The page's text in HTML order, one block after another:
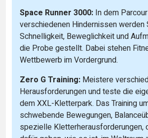
Space Runner 3000: In dem
verschiedenen Hindernissen werden
Schnelligkeit, Beweglichkeit und
die Probe gestellt. Dabei stehen
Wettbewerb im Vordergrund.
Zero G Training: Meistere
Herausforderungen und teste die
dem XXL-Kletterpark. Das Training
schwebende Bewegungen,
spezielle Kletterherausforderungen,